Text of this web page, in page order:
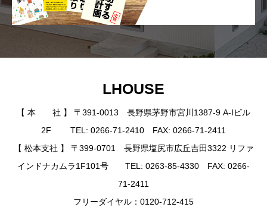
LHOUSE
【 本 社 】 〒391-0013 長野県茅野市宮川1387-9 A-Iビル
2F TEL: 0266-71-2410 FAX: 0266-71-2411
【 松本支社 】 〒399-0701 長野県塩尻市広丘吉田3322 リファ
インドナカムラ1F101号 TEL: 0263-85-4330 FAX: 0266-
71-2411
フリーダイヤル：0120-712-415